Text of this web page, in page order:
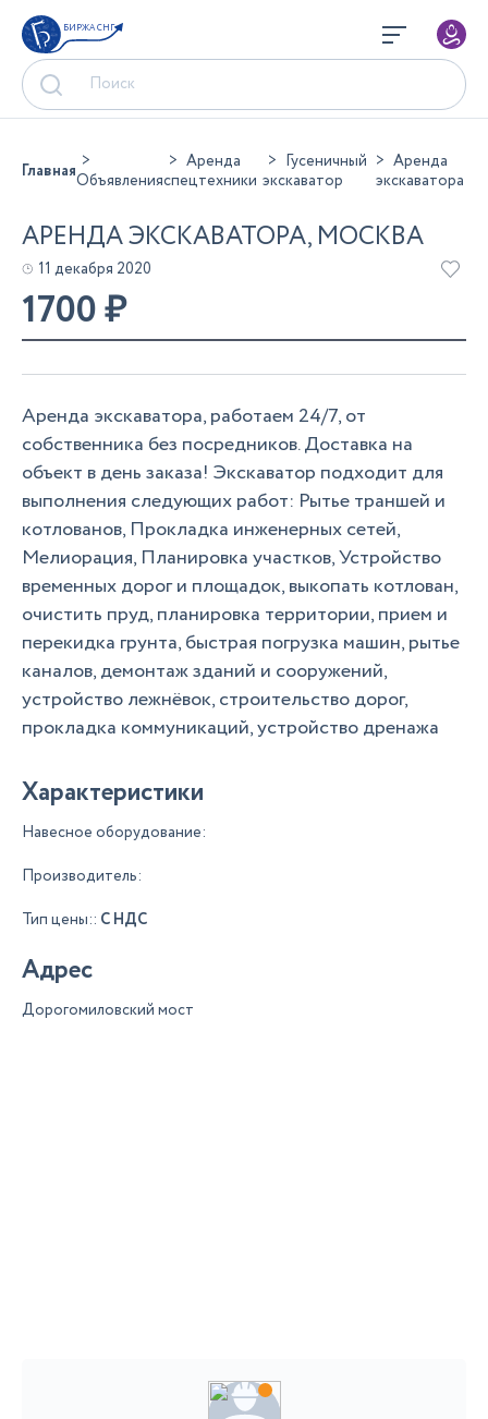
БИРЖА СНГ
ГлавнаяОбъявления
Аренда
спецтехники
Гусеничный
экскаватор
Аренда
экскаватора
АРЕНДА ЭКСКАВАТОРА, МОСКВА
11 декабря 2020
1700₽
Аренда экскаватора, работаем 24/7, от
собственника без посредников. Доставка на
объект в день заказа! Экскаватор подходит для
выполнения следующих работ: Рытье траншей и
котлованов, Прокладка инженерных сетей,
Мелиорация, Планировка участков, Устройство
временных дорог и площадок, выкопать котлован,
очистить пруд, планировка территории, прием и
перекидка грунта, быстрая погрузка машин, рытье
каналов, демонтаж зданий и сооружений,
устройство лежнёвок, строительство дорог,
прокладка коммуникаций, устройство дренажа
Характеристики
Навесное оборудование:
Производитель:
Тип цены:: С НДС
Адрес
Дорогомиловский мост